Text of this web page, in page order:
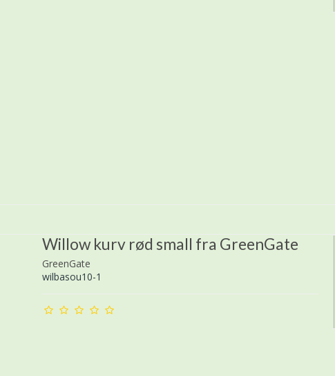
Willow kurv rød small fra GreenGate
GreenGate
wilbasou10-1